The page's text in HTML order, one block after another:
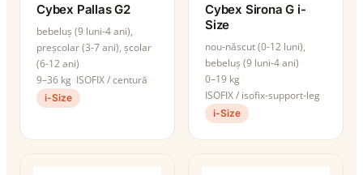
Cybex Pallas G2
bebeluș (9 luni-4 ani),
preșcolar (3-7 ani), școlar
(6-12 ani)
9–36 kg ISOFIX / centură
i-Size
Cybex Sirona G i-
Size
nou-născut (0-12 luni),
bebeluș (9 luni-4 ani)
0–19 kg
ISOFIX / isofix-support-leg
i-Size